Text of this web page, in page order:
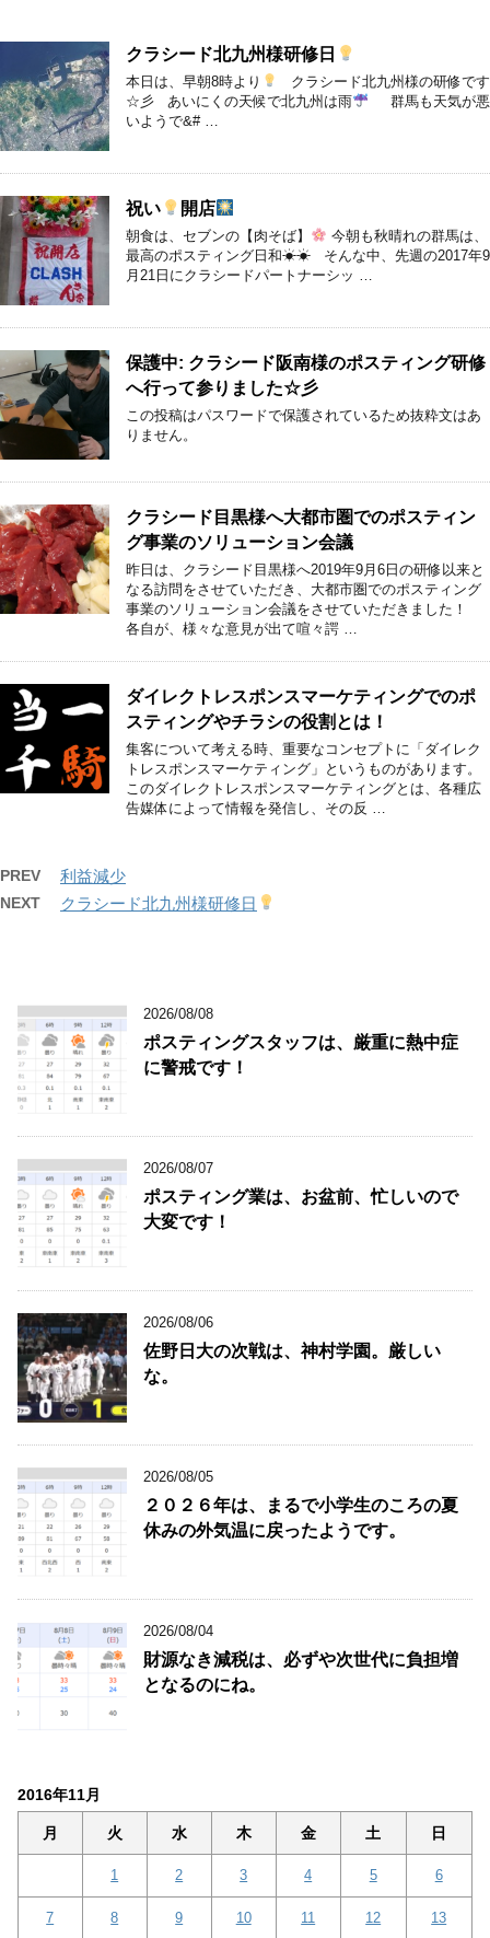
クラシード北九州様研修日
本日は、早朝8時より
クラシード北九州様の研修です
☆彡 あいにくの天候で北九州は雨
群馬も天気が悪
いようで&# …
祝い 開店
朝食は、セブンの【肉そば】
今朝も秋晴れの群馬は、
最高のポスティング日和☀☀ そんな中、先週の2017年9
月21日にクラシードパートナーシッ …
保護中: クラシード阪南様のポスティング研修
へ行って参りました☆彡
この投稿はパスワードで保護されているため抜粋文はあ
りません。
クラシード目黒様へ大都市圏でのポスティン
グ事業のソリューション会議
昨日は、クラシード目黒様へ2019年9月6日の研修以来と
なる訪問をさせていただき、大都市圏でのポスティング
事業のソリューション会議をさせていただきました！
各自が、様々な意見が出て喧々諤 …
ダイレクトレスポンスマーケティングでのポ
スティングやチラシの役割とは！
集客について考える時、重要なコンセプトに「ダイレク
トレスポンスマーケティング」というものがあります。
このダイレクトレスポンスマーケティングとは、各種広
告媒体によって情報を発信し、その反 …
PREV 利益減少
NEXT クラシード北九州様研修日
2026/08/08
ポスティングスタッフは、厳重に熱中症
に警戒です！
2026/08/07
ポスティング業は、お盆前、忙しいので
大変です！
2026/08/06
佐野日大の次戦は、神村学園。厳しい
な。
2026/08/05
２０２６年は、まるで小学生のころの夏
休みの外気温に戻ったようです。
2026/08/04
財源なき減税は、必ずや次世代に負担増
となるのにね。
2016年11月
月 火 水 木 金 土 日
1 2 3 4 5 6
7 8 9 10 11 12 13